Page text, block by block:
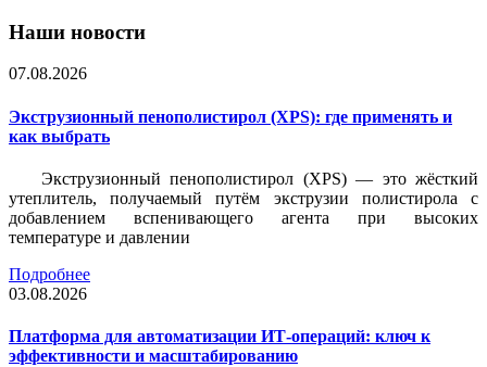
Наши новости
07.08.2026
Экструзионный пенополистирол (XPS): где применять и
как выбрать
Экструзионный пенополистирол (XPS) — это жёсткий
утеплитель, получаемый путём экструзии полистирола с
добавлением вспенивающего агента при высоких
температуре и давлении
Подробнее
03.08.2026
Платформа для автоматизации ИТ-операций: ключ к
эффективности и масштабированию